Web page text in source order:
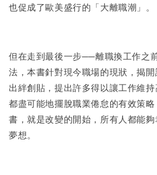
也促成了歐美盛行的「大離職潮」。
但在走到最後一步──離職換工作之
法，本書針對現今職場的現狀，揭
出絆創貼，提出許多得以讓工作維
都盡可能地擺脫職業倦怠的有效策
書，就是改變的開始，所有人都能
夢想。